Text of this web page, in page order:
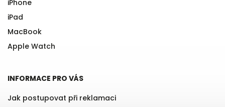
iPhone
iPad
MacBook
Apple Watch
INFORMACE PRO VÁS
Jak postupovat při reklamaci